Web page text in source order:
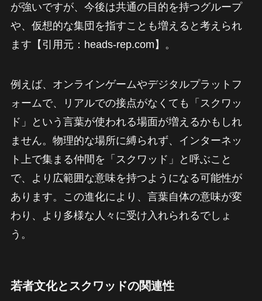
が強いですが、今後は共通の目的を持つグループ
や、仮想的な集団を指すことも増えると考えられ
ます【引用元：heads-rep.com】。
例えば、オンラインゲームやデジタルプラットフ
ォームで、リアルでの接点がなくても「スクワッ
ド」という言葉が使われる場面が増えるかもしれ
ません。物理的な場所に縛られず、インターネッ
ト上で集まる仲間を「スクワッド」と呼ぶこと
で、より広範囲な意味を持つようになる可能性が
あります。この進化により、言葉自体の意味が変
わり、より多様な人々に受け入れられるでしょ
う。
若者文化とスクワッドの関連性